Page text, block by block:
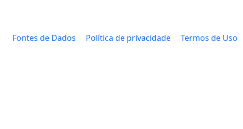
Fontes de Dados Política de privacidade Termos de Uso